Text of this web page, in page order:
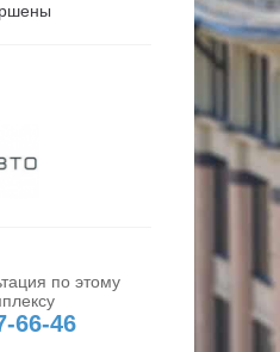
по этому
66-46